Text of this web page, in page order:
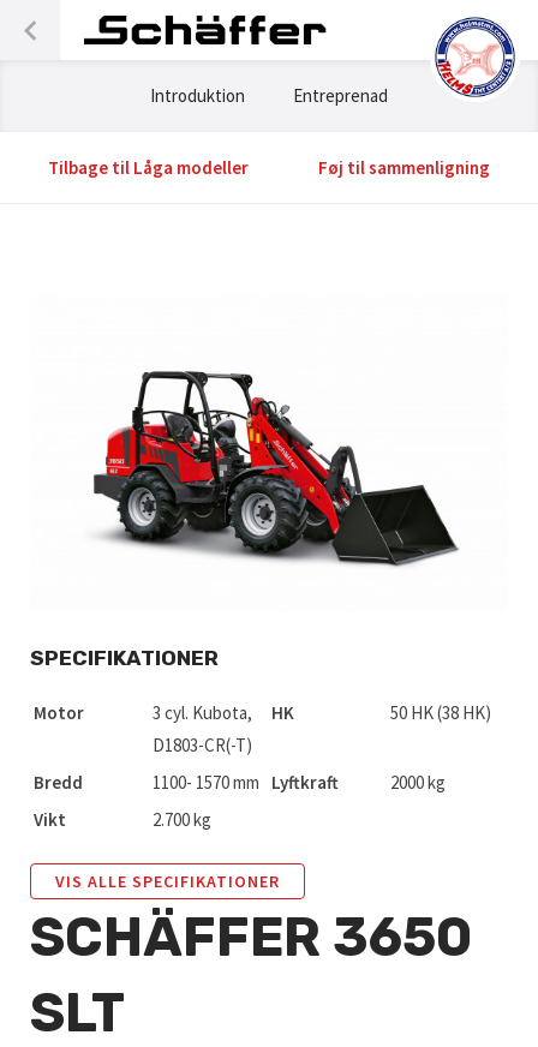
Introduktion Entreprenad
Tilbage til Låga modeller Føj til sammenligning
SPECIFIKATIONER
Motor
3 cyl. Kubota,
D1803-CR(-T)
HK 50 HK (38 HK)
Bredd 1100- 1570 mm Lyftkraft
2000 kg
Vikt
2.700 kg
VIS ALLE SPECIFIKATIONER
SCHÄFFER 3650
SLT